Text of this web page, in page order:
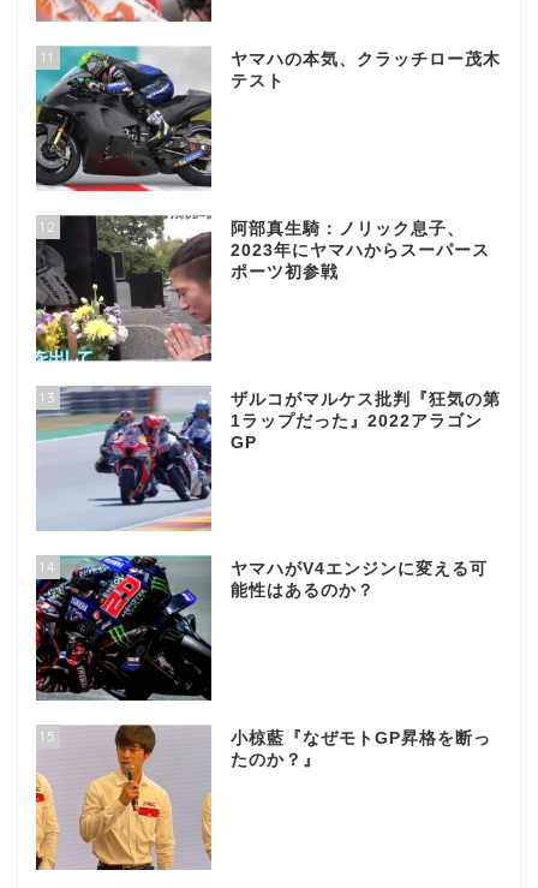
11
ヤマハの本気、クラッチロー茂木
テスト
12
阿部真生騎：ノリック息子、
2023年にヤマハからスーパース
ポーツ初参戦
13
ザルコがマルケス批判『狂気の第
1ラップだった』2022アラゴン
GP
14
ヤマハがV4エンジンに変える可
能性はあるのか？
15
小椋藍『なぜモトGP昇格を断っ
たのか？』